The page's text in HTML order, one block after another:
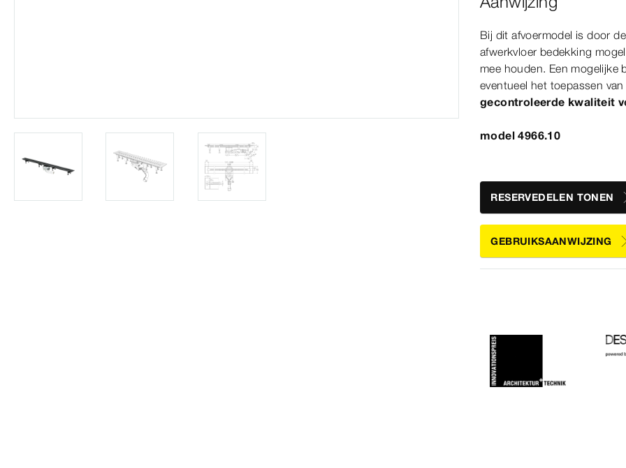
Bij dit afvoermodel is door
afwerkvloer bedekking
mee houden. Een
eventueel het toepassen
gecontroleerde kwaliteit
model 4966.10
RESERVEDELEN TONEN
GEBRUIKSAANWIJZING